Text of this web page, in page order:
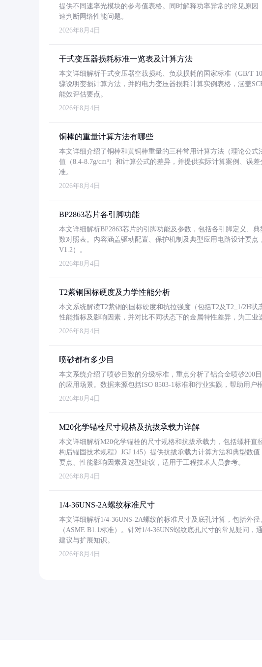
提供不同速率光模块的参考值表格。同时解释功率异常的常见原
速判断网络性能问题。
2026年8月4日
干式变压器损耗标准一览表及计算方法
本文详细解析干式变压器空载损耗、负载损耗的国家标准（GB/T
骤说明变损计算方法，并附电力变压器损耗计算实例表格，涵盖
能效评估要点。
2026年8月4日
铜棒的重量计算方法有哪些
本文详细介绍了铜棒和黄铜棒重量的三种常用计算方法（理论公
值（8.4-8.7g/cm³）和计算公式的差异，并提供实际计算案例、误
准。
2026年8月4日
BP2863芯片各引脚功能
本文详细解析BP2863芯片的引脚功能及参数，包括各引脚定义、
数对照表。内容涵盖驱动配置、保护机制及典型应用电路设计要
V1.2）。
2026年8月4日
T2紫铜国标硬度及力学性能分析
本文系统解读T2紫铜的国标硬度和抗拉强度（包括T2及T2_1/2H
性能指标及影响因素，并对比不同状态下的金属特性差异，为工业
2026年8月4日
喷砂都有多少目
本文系统介绍了喷砂目数的分级标准，重点分析了铝合金喷砂200
的应用场景。数据来源包括ISO 8503-1标准和行业实践，帮助用户
2026年8月4日
M20化学锚栓尺寸规格及抗拔承载力详解
本文详细解析M20化学锚栓的尺寸规格和抗拔承载力，包括螺杆
构后锚固技术规程》JGJ 145）提供抗拔承载力计算方法和典型数
要点、性能影响因素及选型建议，适用于工程技术人员参考。
2026年8月4日
1/4-36UNS-2A螺纹标准尺寸
本文详细解析1/4-36UNS-2A螺纹的标准尺寸及底孔计算，包括外
（ASME B1.1标准）。针对1/4-36UNS螺纹底孔尺寸的常见疑问
建议与扩展知识。
2026年8月4日